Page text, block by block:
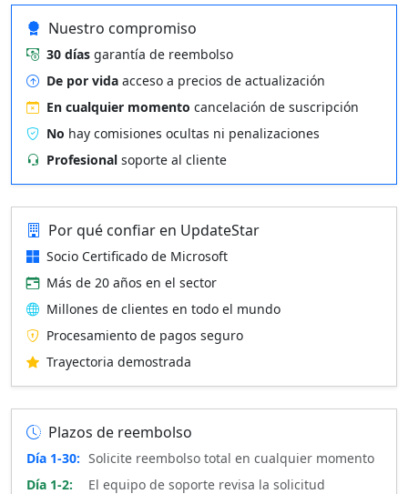
Nuestro compromiso
30 días garantía de reembolso
De por vida acceso a precios de actualización
En cualquier momento cancelación de suscripción
No hay comisiones ocultas ni penalizaciones
Profesional soporte al cliente
Por qué confiar en UpdateStar
Socio Certificado de Microsoft
Más de 20 años en el sector
Millones de clientes en todo el mundo
Procesamiento de pagos seguro
Trayectoria demostrada
Plazos de reembolso
Día 1-30: Solicite reembolso total en cualquier momento
Día 1-2:
El equipo de soporte revisa la solicitud